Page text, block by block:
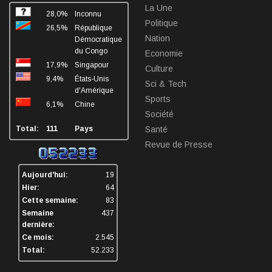
Mai 13, 2026
28,0%
Inconnu
26,5%
République
Démocratique
du Congo
17,9%
Singapour
9,4%
États-Unis
d'Amérique
6,1%
Chine
Total: 111 Pays
Aujourd'hui:
19
Hier:
64
Cette semaine:
83
Semaine
dernière:
437
Ce mois:
2.545
Total:
52.233
La Une
Politique
Nation
Economie
Culture
Sci & Tech
Sports
Société
Santé
Revue de Presse